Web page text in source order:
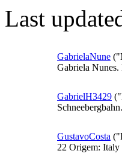
Last
GabrielaNune
Gabriela
GabrielH3429
GustavoCosta
22 Origem: Italy